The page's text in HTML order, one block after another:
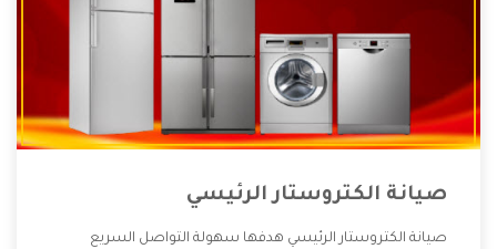
صيانة الكتروستار الرئيسي
صيانة الكتروستار الرئيسي هدفها سهولة التواصل السريع